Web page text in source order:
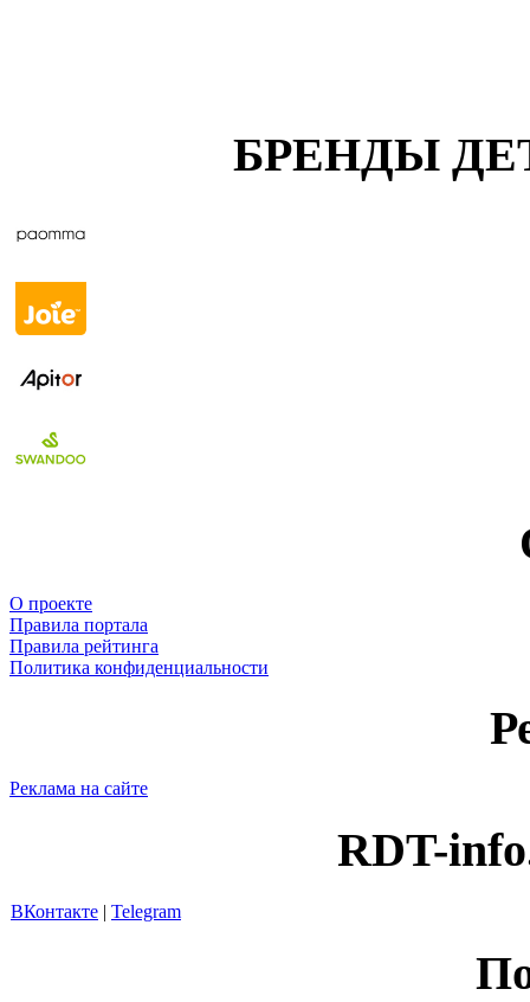
БРЕНДЫ
О проекте
Правила портала
Правила рейтинга
Политика конфиденциальности
Реклама на сайте
RDT-
ВКонтакте | Telegram